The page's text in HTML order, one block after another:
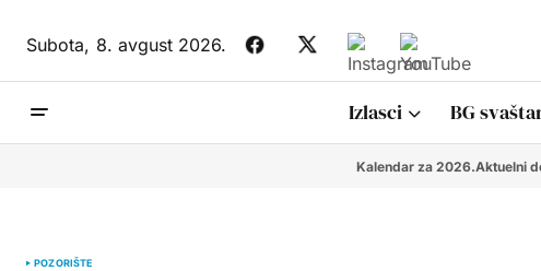
Subota,8. avgust 2026.
Izlasci BG
Kalendar za 2026.Aktuelni
POZORIŠTE